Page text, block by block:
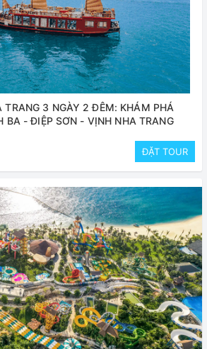
TRANG 3 NGÀY 2 ĐÊM: KHÁM PHÁ
BA - ĐIỆP SƠN - VỊNH NHA TRANG
ĐẶT TOUR